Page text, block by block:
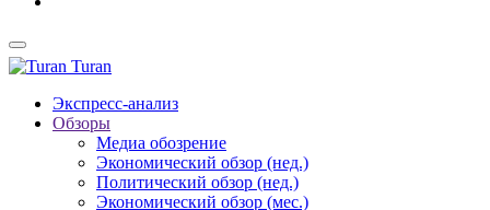
Turan
Экспресс-анализ
Обзоры
Медиа обозрение
Экономический обзор (нед.)
Политический обзор (нед.)
Экономический обзор (мес.)